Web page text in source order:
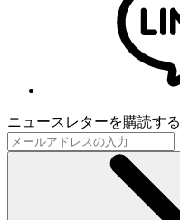
ニュースレターを購読する